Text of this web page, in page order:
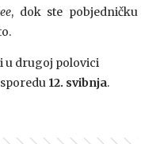
, dok ste pobjedničku
u drugoj polovici
12. svibnja.